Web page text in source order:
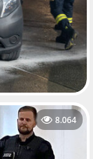
8.064